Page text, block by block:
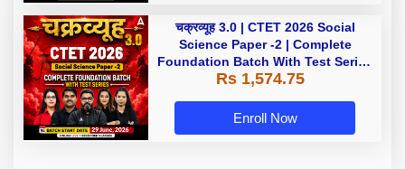
चक्रव्यूह 3.0 | CTET 2026 Social
Science Paper -2 | Complete
Foundation Batch With Test Series
| Online Live Classes by Adda247
Rs 1,574.75
Enroll Now